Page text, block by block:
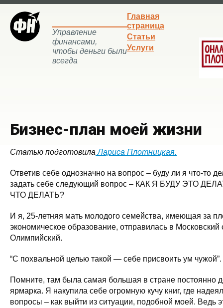
Управление
финансами,
чтобы деньги были
всегда
Главная
страница
Статьи
Услуги
Бизнес-план моей жизни
Статью подготовила Лариса Плотницкая.
Ответив себе однозначно на вопрос – буду ли я что-то
задать себе следующий вопрос – КАК Я БУДУ ЭТО
ЧТО ДЕЛАТЬ?
И я, 25-летняя мать молодого семейства, имеющая за
экономическое образование, отправилась в
Олимпийский.
“С похвальной целью такой — себе присвоить ум
Помните, там была самая большая в стране постоянно
ярмарка. Я накупила себе огромную кучу книг, где
вопросы – как выйти из ситуации, подобной моей. Ведь